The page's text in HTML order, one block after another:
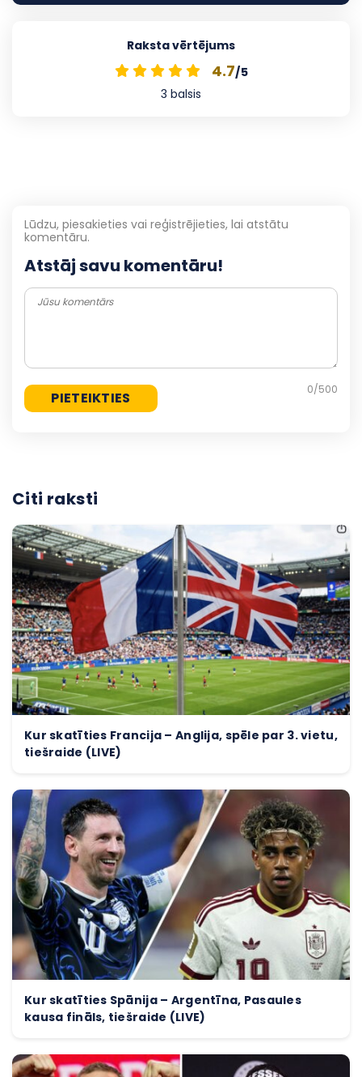
Raksta vērtējums
4.7/5
3 balsis
Atstāj savu komentāru!
Lūdzu, piesakieties vai reģistrējieties, lai atstātu
komentāru.
0/500
Citi raksti
Kur skatīties Francija – Anglija, spēle par 3. vietu,
tiešraide (LIVE)
Kur skatīties Spānija – Argentīna, Pasaules
kausa fināls, tiešraide (LIVE)